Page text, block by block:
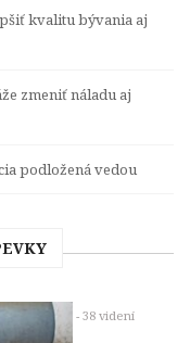
kvalitu bývania aj
zmeniť náladu aj
podložená vedou
- 38 videní